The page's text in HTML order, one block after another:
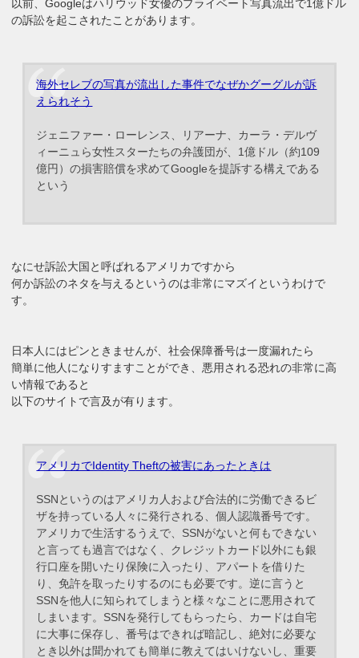
以前、Googleはハリウッド女優のプライベート写真流出で1億ドル
の訴訟を起こされたことがあります。
海外セレブの写真が流出した事件でなぜかグーグルが訴
えられそう
ジェニファー・ローレンス、リアーナ、カーラ・デルヴ
ィーニュら女性スターたちの弁護団が、1億ドル（約109
億円）の損害賠償を求めてGoogleを提訴する構えである
という
なにせ訴訟大国と呼ばれるアメリカですから
何か訴訟のネタを与えるというのは非常にマズイというわけで
す。
日本人にはピンときませんが、社会保障番号は一度漏れたら
簡単に他人になりすますことができ、悪用される恐れの非常に高
い情報であると
以下のサイトで言及が有ります。
アメリカでIdentity Theftの被害にあったときは
SSNというのはアメリカ人および合法的に労働できるビ
ザを持っている人々に発行される、個人認識番号です。
アメリカで生活するうえで、SSNがないと何もできない
と言っても過言ではなく、クレジットカード以外にも銀
行口座を開いたり保険に入ったり、アパートを借りた
り、免許を取ったりするのにも必要です。逆に言うと
SSNを他人に知られてしまうと様々なことに悪用されて
しまいます。SSNを発行してもらったら、カードは自宅
に大事に保存し、番号はできれば暗記し、絶対に必要な
とき以外は聞かれても簡単に教えてはいけないし、重要